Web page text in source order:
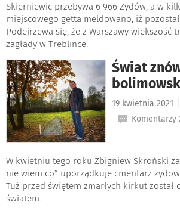
Skierniewic przebywa 6 966 Żydów, a w
miejscowego getta meldowano, iż
Podejrzewa się, że z Warszawy większość
zagłady w Treblince.
Świat
19 kwietnia 2021
Komentarzy
W kwietniu tego roku Zbigniew Skroński
nie wiem co” uporządkuje cmentarz
Tuż przed świętem zmarłych kirkut został
światem.